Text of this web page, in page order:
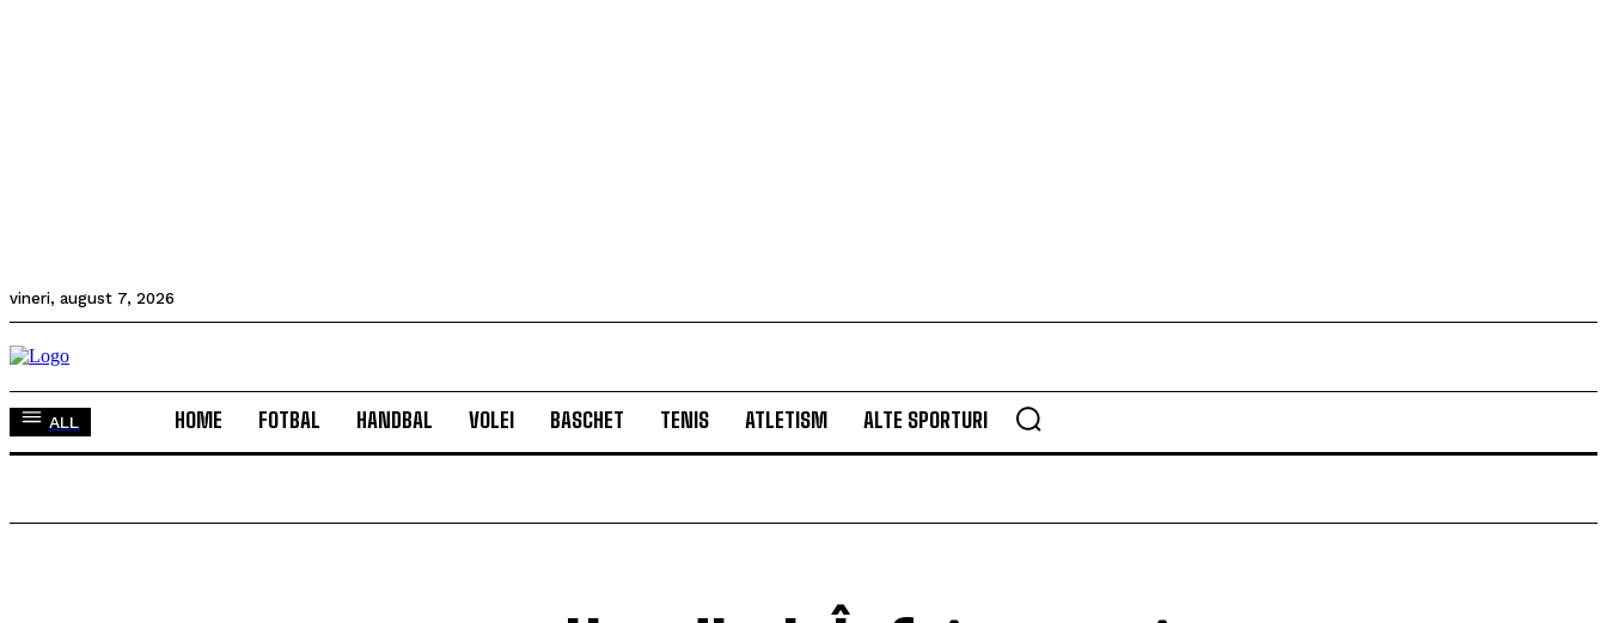
vineri, august 7, 2026
ALL HOME FOTBAL HANDBAL VOLEI BASCHET TENIS ATLETISM ALTE SPORTURI